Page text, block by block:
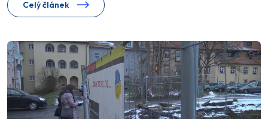
Celý článek